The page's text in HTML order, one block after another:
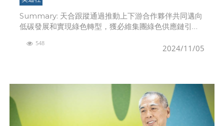
Summary: 天合跟蹤通過推動上下游合作夥伴共同邁向
低碳發展和實現綠色轉型，獲必維集團綠色供應鏈引領
2024/11/05
548